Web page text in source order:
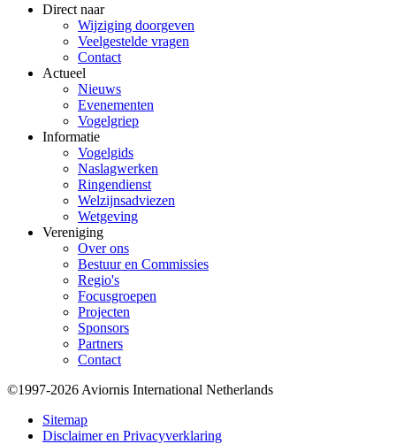
Direct naar
Wijziging doorgeven
Veelgestelde vragen
Contact
Actueel
Nieuws
Evenementen
Vogelgriep
Informatie
Vogelgids
Naslagwerken
Ringendienst
Welzijnsadviezen
Wetgeving
Vereniging
Over ons
Bestuur en Commissies
Regio's
Focusgroepen
Projecten
Sponsors
Partners
Contact
Bottom
©1997-2026 Aviornis International Netherlands
Sitemap
Disclaimer en Privacyverklaring